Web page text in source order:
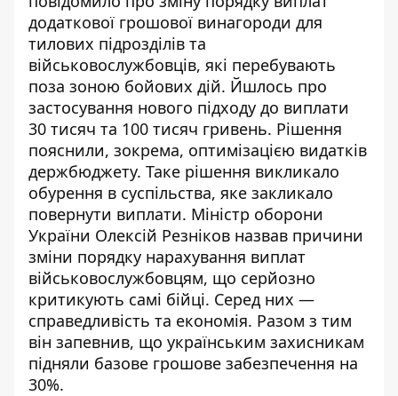
додаткової грошової винагороди для
тилових підрозділів та
військовослужбовців, які перебувають
поза зоною бойових дій. Йшлось про
застосування нового підходу до виплати
30 тисяч та 100 тисяч гривень. Рішення
пояснили, зокрема, оптимізацією видатків
держбюджету. Таке рішення викликало
обурення в суспільства, яке закликало
повернути виплати. Міністр оборони
України Олексій Резніков назвав причини
зміни порядку нарахування виплат
військовослужбовцям, що серйозно
критикують самі бійці. Серед них —
справедливість та економія. Разом з тим
він запевнив, що українським захисникам
підняли базове грошове забезпечення на
30%.